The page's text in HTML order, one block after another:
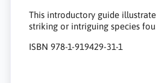
This introductory guide
striking or intriguing species
ISBN 978-1-919429-31-1